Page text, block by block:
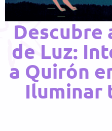
Descubre
de Luz:
a Quirón
Iluminar